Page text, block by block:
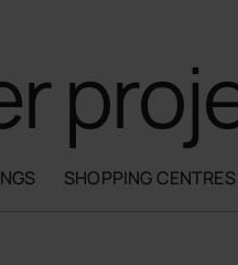
SHOPPING CENTRES